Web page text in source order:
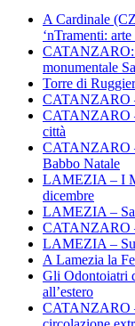
A Cardinale
‘nTramenti:
CATANZARO:
monumentale
Torre di
CATANZARO
CATANZARO
città
CATANZARO
Babbo Natale
LAMEZIA – I
dicembre
LAMEZIA –
CATANZARO
LAMEZIA –
A Lamezia la
Gli Odontoiatri
all’estero
CATANZARO